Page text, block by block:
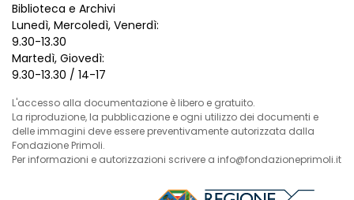
Biblioteca e Archivi
Lunedì, Mercoledì, Venerdì:
9.30-13.30
Martedì, Giovedì:
9.30-13.30 / 14-17
L'accesso alla documentazione è libero e gratuito.
La riproduzione, la pubblicazione e ogni utilizzo dei documenti e
delle immagini deve essere preventivamente autorizzata dalla
Fondazione Primoli.
Per informazioni e autorizzazioni scrivere a info@fondazioneprimoli.it